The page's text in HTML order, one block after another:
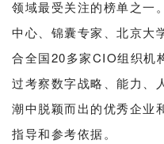
领域最受关注的榜单之一
中心、锦囊专家、北京大
合全国20多家CIO组织机
过考察数字战略、能力、
潮中脱颖而出的优秀企业
指导和参考依据。